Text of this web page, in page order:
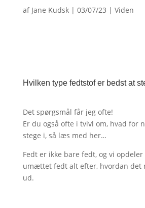
af Jane Kudsk| 03/07/23 | Viden
Hvilken type fedtstof er bedst at
Det spørgsmål får jeg ofte!
Er du også ofte i tvivl om, hvad for
stege i, så læs med her…
Fedt er ikke bare fedt, og vi
umættet fedt alt efter, hvordan det
ud.